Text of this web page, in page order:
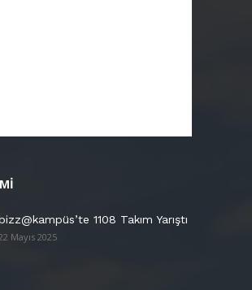
1108 Takım Yarıştı
Mayıs 2025